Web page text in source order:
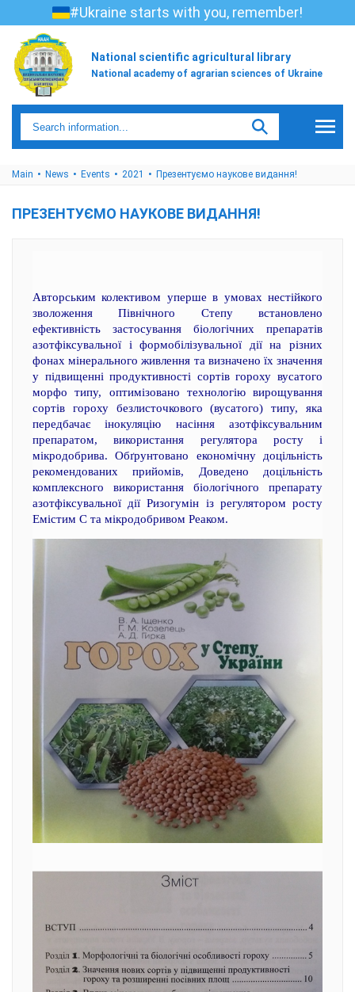
#Ukraine starts with you, remember!
National scientific agricultural library
National academy of agrarian sciences of Ukraine
Main News Events 2021 Презентуємо наукове видання!
ПРЕЗЕНТУЄМО НАУКОВЕ ВИДАННЯ!
Авторським колективом уперше в умовах нестійкого
зволоження Північного Степу встановлено
ефективність застосування біологічних препаратів
азотфіксувальної і формобілізувальної дії на різних
фонах мінерального живлення та визначено їх значення
у підвищенні продуктивності сортів гороху вусатого
морфо типу, оптимізовано технологію вирощування
сортів гороху безлисточкового (вусатого) типу, яка
передбачає інокуляцію насіння азотфіксувальним
препаратом, використання регулятора росту і
мікродобрива. Обґрунтовано економічну доцільність
рекомендованих прийомів, Доведено доцільність
комплексного використання біологічного препарату
азотфіксувальної дії Ризогумін із регулятором росту
Емістим С та мікродобривом Реаком.